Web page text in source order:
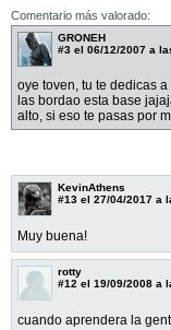
Comentario más valorado:
GRONEH
#3 el 06/12/2007 a
oye toven, tu te dedicas
las bordao esta base
alto, si eso te pasas por
KevinAthens
#13 el 27/04/2017 a
Muy buena!
rotty
#12 el 19/09/2008 a
cuando aprendera la